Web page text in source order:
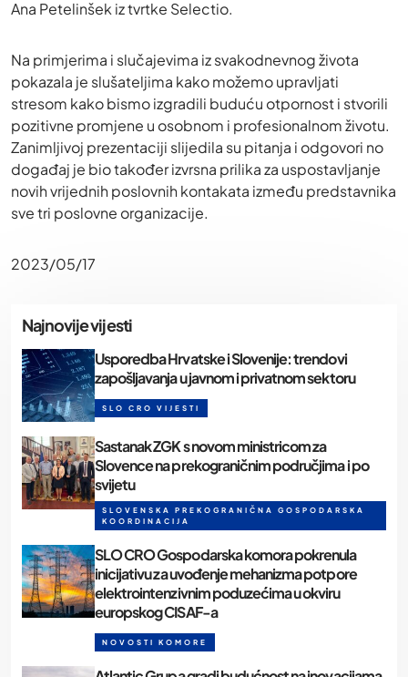
Ana Petelinšek iz tvrtke Selectio.
Na primjerima i slučajevima iz svakodnevnog života
pokazala je slušateljima kako možemo upravljati
stresom kako bismo izgradili buduću otpornost i stvorili
pozitivne promjene u osobnom i profesionalnom životu.
Zanimljivoj prezentaciji slijedila su pitanja i odgovori no
događaj je bio također izvrsna prilika za uspostavljanje
novih vrijednih poslovnih kontakata između predstavnika
sve tri poslovne organizacije.
2023/05/17
Najnovije vijesti
Usporedba Hrvatske i Slovenije: trendovi
zapošljavanja u javnom i privatnom sektoru
SLO CRO VIJESTI
Sastanak ZGK s novom ministricom za
Slovence na prekograničnim područjima i po
svijetu
SLOVENSKA PREKOGRANIČNA GOSPODARSKA
KOORDINACIJA
SLO CRO Gospodarska komora pokrenula
inicijativu za uvođenje mehanizma potpore
elektrointenzivnim poduzećima u okviru
europskog CISAF-a
NOVOSTI KOMORE